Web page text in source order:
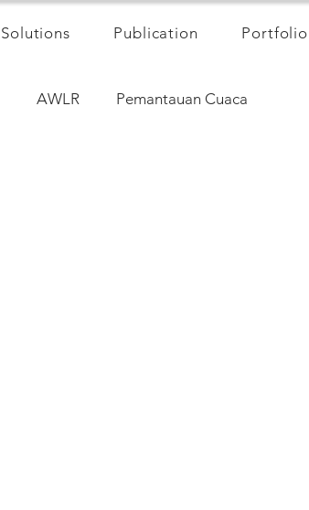
Solutions Publication Portfolio
AWLR Pemantauan Cuaca